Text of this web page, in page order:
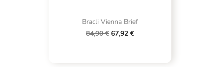
Bracli Vienna Brief
84,90 € 67,92 €